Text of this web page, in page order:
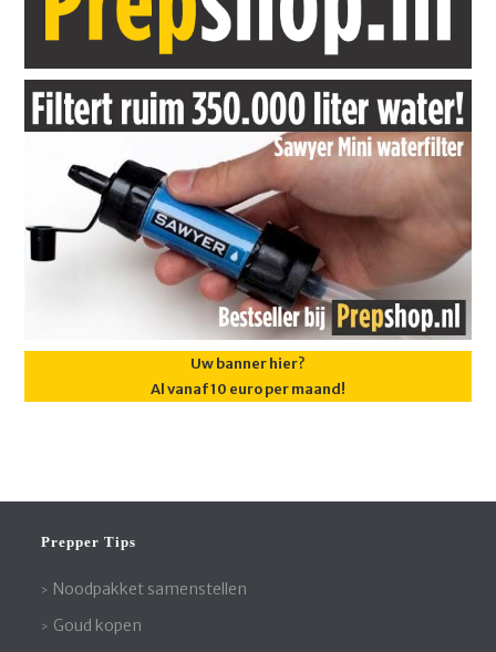
Uw banner hier?
Al vanaf 10 euro per maand!
Prepper Tips
Noodpakket samenstellen
Goud kopen